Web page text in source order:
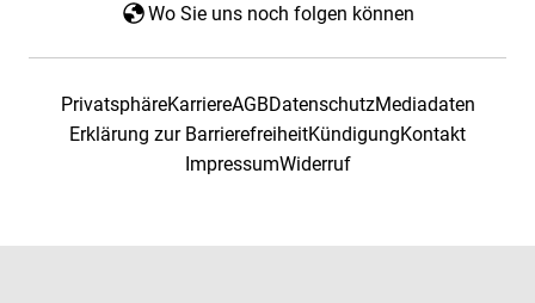
Wo Sie uns noch folgen können
PrivatsphäreKarriereAGBDatenschutzMediadaten
Erklärung zur BarrierefreiheitKündigungKontakt
ImpressumWiderruf